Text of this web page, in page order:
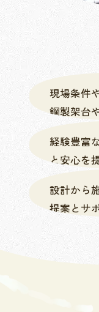
現場条件
鋼製架台
経験豊富
と安心を
設計から
提案とサ